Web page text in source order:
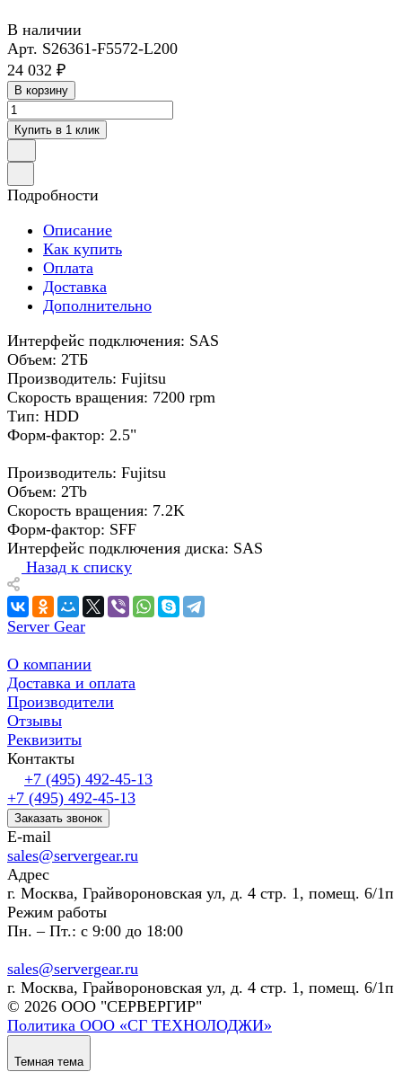
В наличии
Арт. S26361-F5572-L200
24 032 ₽
В корзину
Купить в 1 клик
Подробности
Описание
Как купить
Оплата
Доставка
Дополнительно
Интерфейс подключения: SAS
Объем: 2ТБ
Производитель: Fujitsu
Скорость вращения: 7200 rpm
Тип: HDD
Форм-фактор: 2.5"
Производитель: Fujitsu
Объем: 2Tb
Скорость вращения: 7.2K
Форм-фактор: SFF
Интерфейс подключения диска: SAS
Назад к списку
Server Gear
О компании
Доставка и оплата
Производители
Отзывы
Реквизиты
Контакты
+7 (495) 492-45-13
+7 (495) 492-45-13
Заказать звонок
E-mail
sales@servergear.ru
Адрес
г. Москва, Грайвороновская ул, д. 4 стр. 1, помещ. 6/1п
Режим работы
Пн. – Пт.: с 9:00 до 18:00
sales@servergear.ru
г. Москва, Грайвороновская ул, д. 4 стр. 1, помещ. 6/1п
© 2026 ООО "СЕРВЕРГИР"
Политика ООО «СГ ТЕХНОЛОДЖИ»
Темная тема